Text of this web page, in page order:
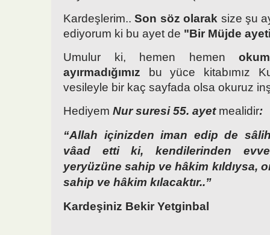
Kardeşlerim..Son söz olarak size şu
ediyorum ki bu ayet de "Bir Müjde
Umulur ki, hemen hemen
ayırmadığımız bu yüce kitabımız
vesileyle bir kaç sayfada olsa okuruz
Hediyem Nur suresi 55. ayetmealidir:
“Allah içinizden iman edip de
vâad etti ki, kendilerinden
yeryüzüne sahip ve hâkim kıldıysa,
sahip ve hâkim kılacaktır..”
Kardeşiniz Bekir Yetginbal